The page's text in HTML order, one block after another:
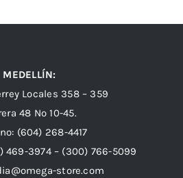
MEDELLÍN:
Locales 358 – 359
48 Nº 10-45.
(604) 268-4417
469-3974 – (300) 766-5099
store.com